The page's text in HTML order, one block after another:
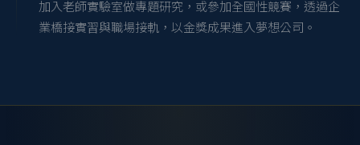
加入老師實驗室做專題研究，或參加全國性競賽，透過企
業橋接實習與職場接軌，以金獎成果進入夢想公司。